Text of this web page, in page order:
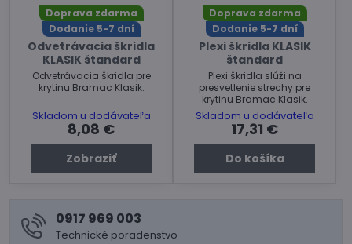
Doprava zdarma
Dodanie 5-7 dní
Odvetrávacia škridla
KLASIK štandard
Odvetrávacia škridla pre
krytinu Bramac Klasik.
Skladom u dodávateľa
8,08 €
Zobraziť
Doprava zdarma
Dodanie 5-7 dní
Plexi škridla KLASIK
štandard
Plexi škridla slúži na
presvetlenie strechy pre
krytinu Bramac Klasik.
Skladom u dodávateľa
17,31 €
Do košíka
0917 969 003
Technické poradenstvo